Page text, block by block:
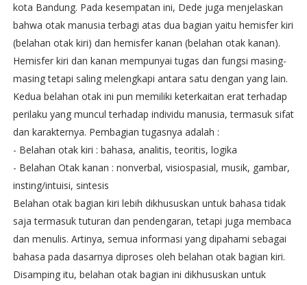
kota Bandung. Pada kesempatan ini, Dede juga menjelaskan
bahwa otak manusia terbagi atas dua bagian yaitu hemisfer kiri
(belahan otak kiri) dan hemisfer kanan (belahan otak kanan).
Hemisfer kiri dan kanan mempunyai tugas dan fungsi masing-
masing tetapi saling melengkapi antara satu dengan yang lain.
Kedua belahan otak ini pun memiliki keterkaitan erat terhadap
perilaku yang muncul terhadap individu manusia, termasuk sifat
dan karakternya. Pembagian tugasnya adalah :
- Belahan otak kiri : bahasa, analitis, teoritis, logika
- Belahan Otak kanan : nonverbal, visiospasial, musik, gambar,
insting/intuisi, sintesis
Belahan otak bagian kiri lebih dikhususkan untuk bahasa tidak
saja termasuk tuturan dan pendengaran, tetapi juga membaca
dan menulis. Artinya, semua informasi yang dipahami sebagai
bahasa pada dasarnya diproses oleh belahan otak bagian kiri.
Disamping itu, belahan otak bagian ini dikhususkan untuk